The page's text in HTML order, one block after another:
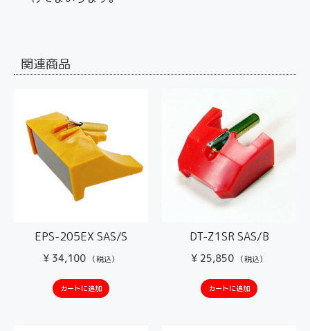
関連商品
EPS-205EX SAS/S
¥ 34,100 （税込）
カートに追加
DT-Z1SR SAS/B
¥ 25,850 （税込）
カートに追加